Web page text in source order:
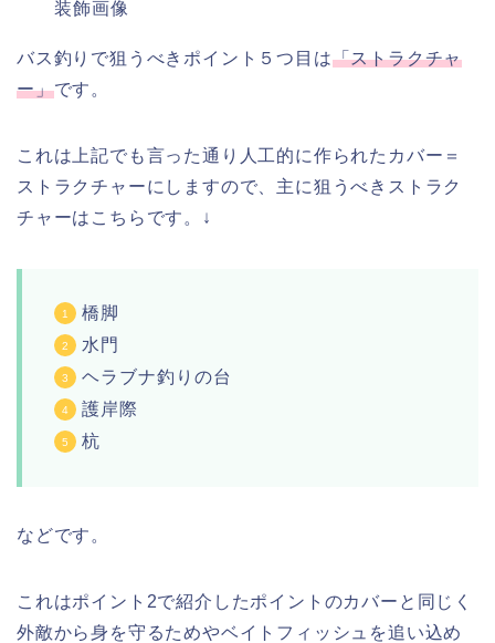
バス釣りで狙うべきポイント５つ目は「ストラクチャ
ー」です。
これは上記でも言った通り人工的に作られたカバー＝
ストラクチャーにしますので、主に狙うべきストラク
チャーはこちらです。↓
橋脚
水門
ヘラブナ釣りの台
護岸際
杭
などです。
これはポイント2で紹介したポイントのカバーと同じく
外敵から身を守るためやベイトフィッシュを追い込め